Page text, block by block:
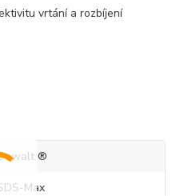
vrtání a rozbíjení
®
Max